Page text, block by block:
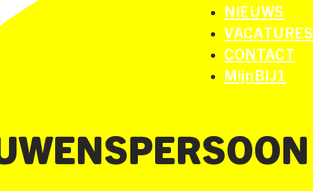
NIEUWS
VACATURES
CONTACT
MijnBIJ1